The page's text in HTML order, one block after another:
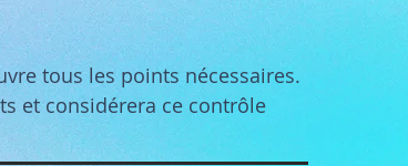
tous les points nécessaires.
et considérera ce contrôle